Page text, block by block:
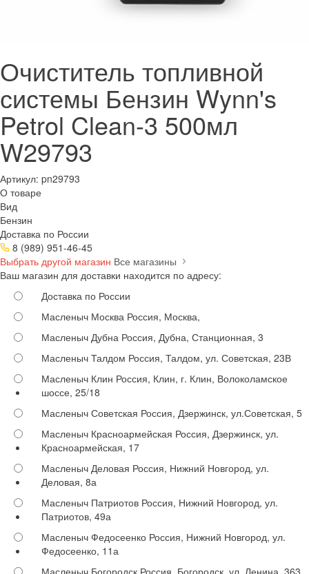
Очиститель топливной
системы Бензин Wynn's
Petrol Clean-3 500мл
W29793
Артикул: pn29793
О товаре
Вид
Бензин
Доставка по России
8 (989) 951-46-45
Выбрать другой магазин Все магазины
Ваш магазин для доставки находится по адресу:
Доставка по России
Масленыч Москва Россия, Москва,
Масленыч Дубна Россия, Дубна, Станционная, 3
Масленыч Талдом Россия, Талдом, ул. Советская, 23В
Масленыч Клин Россия, Клин, г. Клин, Волоколамское
шоссе, 25/18
Масленыч Советская Россия, Дзержинск, ул.Советская, 5
Масленыч Красноармейская Россия, Дзержинск, ул.
Красноармейская, 17
Масленыч Деловая Россия, Нижний Новгород, ул.
Деловая, 8а
Масленыч Патриотов Россия, Нижний Новгород, ул.
Патриотов, 49а
Масленыч Федосеенко Россия, Нижний Новгород, ул.
Федосеенко, 11а
Масленыч Богородск Россия, Богородск, ул. Ленина, 363